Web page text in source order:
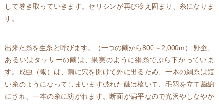
して巻き取っていきます。セリシンが再び冷え固まり、糸になりま
す。
出来た糸を生糸と呼びます。（一つの繭から800～2,000m） 野蚕、
あるいはタッサーの繭は、果実のように絹糸でぶら下がっていま
す。成虫（蛾）は、繭に穴を開けて外に出るため、一本の絹糸は短
い糸のようになってしまいます破れた繭は梳いて、毛羽を立て繭綿
にされ、一本の糸に紡がれます。断面が扁平なので光沢やしなやか